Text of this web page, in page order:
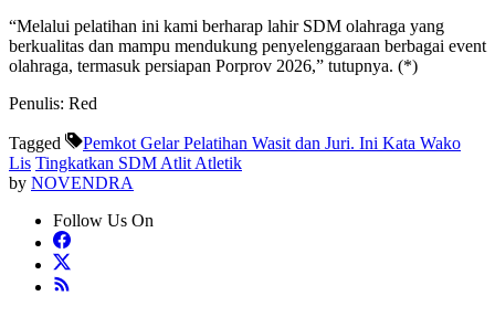
“Melalui pelatihan ini kami berharap lahir SDM olahraga yang
berkualitas dan mampu mendukung penyelenggaraan berbagai event
olahraga, termasuk persiapan Porprov 2026,” tutupnya. (*)
Penulis: Red
Tagged
Pemkot Gelar Pelatihan Wasit dan Juri. Ini Kata Wako
Lis Tingkatkan SDM Atlit Atletik
by NOVENDRA
Follow Us On